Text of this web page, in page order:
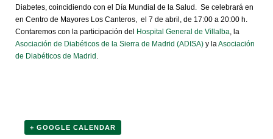
Diabetes, coincidiendo con el Día Mundial de la Salud. Se celebrará en
en Centro de Mayores Los Canteros, el 7 de abril, de 17:00 a 20:00 h.
Contaremos con la participación del
Hospital General de Villalba, la
Asociación de Diabéticos de la Sierra de Madrid (ADISA) y laAsociación
de Diabéticos de Madrid .
+ GOOGLE CALENDAR